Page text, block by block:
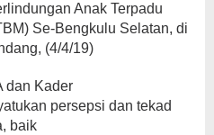
Anak Terpadu
Se-Bengkulu Selatan, di
(4/4/19)
dan Kader
persepsi dan tekad
baik